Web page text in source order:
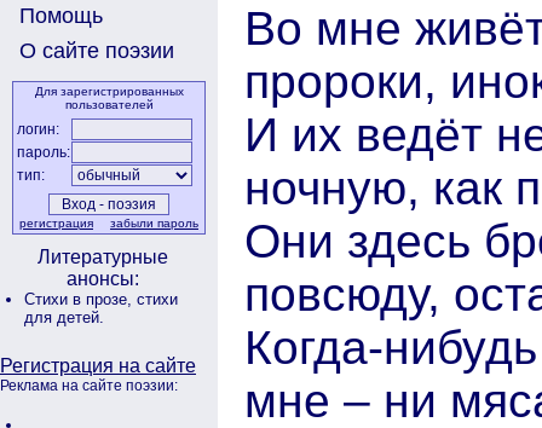
Помощь
О сайте поэзии
Для зарегистрированных
пользователей
логин:
пароль:
тип:
регистрация забыли пароль
Литературные
анонсы:
Стихи в прозе, стихи
для детей.
Регистрация на сайте
Реклама на сайте поэзии:
Во мне
пророки,
И их ведёт
ночную, как
Они здесь
повсюду,
Когда-
мне – ни